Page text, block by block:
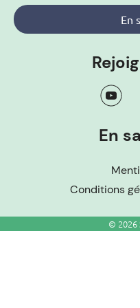
En
En
Conditions
© 2026